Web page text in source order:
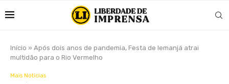
Início » Após dois anos de pandemia, Festa de Iemanjá atrai
multidão para o Rio Vermelho
Mais Notícias